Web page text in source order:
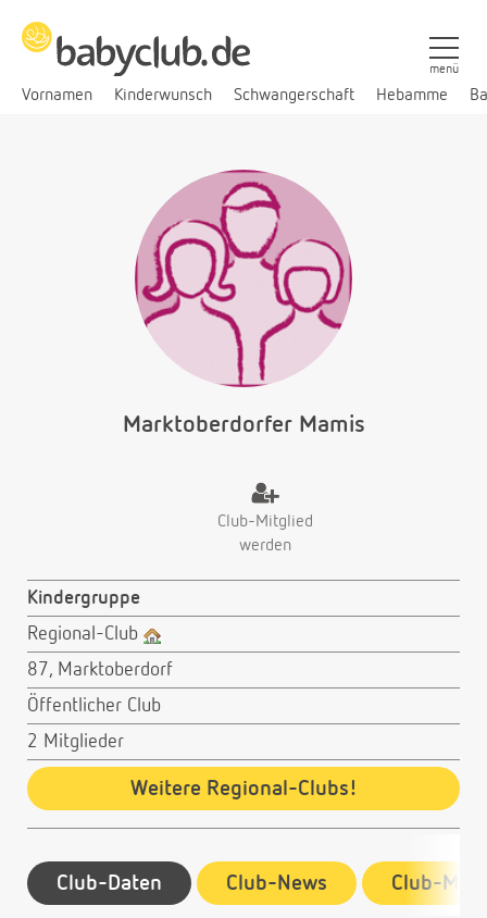
Vornamen Kinderwunsch Schwangerschaft Hebamme
menü
Marktoberdorfer Mamis
Club-Mitglied
werden
Kindergruppe
Regional-Club
87, Marktoberdorf
Öffentlicher Club
2 Mitglieder
Weitere Regional-Clubs!
Club-Daten Club-News Club-